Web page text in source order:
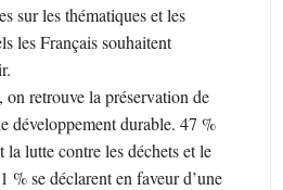
sur les thématiques et les
les Français souhaitent
on retrouve la préservation de
développement durable. 47 %
la lutte contre les déchets et le
% se déclarent en faveur d’une